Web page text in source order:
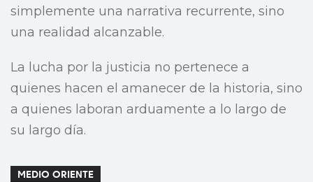
simplemente una narrativa recurrente, sino
una realidad alcanzable.
La lucha por la justicia no pertenece a
quienes hacen el amanecer de la historia, sino
a quienes laboran arduamente a lo largo de
su largo día.
MEDIO ORIENTE